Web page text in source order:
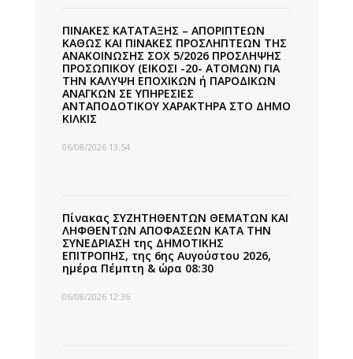
ΠΙΝΑΚΕΣ ΚΑΤΑΤΑΞΗΣ – ΑΠΟΡΙΠΤΕΩΝ
ΚΑΘΩΣ ΚΑΙ ΠΙΝΑΚΕΣ ΠΡΟΣΛΗΠΤΕΩΝ ΤΗΣ
ΑΝΑΚΟΙΝΩΣΗΣ ΣΟΧ 5/2026 ΠΡΟΣΛΗΨΗΣ
ΠΡΟΣΩΠΙΚΟΥ (ΕΙΚΟΣΙ -20- ΑΤΟΜΩΝ) ΓΙΑ
ΤΗΝ ΚΑΛΥΨΗ ΕΠΟΧΙΚΩΝ ή ΠΑΡΟΔΙΚΩΝ
ΑΝΑΓΚΩΝ ΣΕ ΥΠΗΡΕΣΙΕΣ
ΑΝΤΑΠΟΔΟΤΙΚΟΥ ΧΑΡΑΚΤΗΡΑ ΣΤΟ ΔΗΜΟ
ΚΙΛΚΙΣ
06/08/2026 13:54
Πίνακας ΣΥΖΗΤΗΘΕΝΤΩΝ ΘΕΜΑΤΩΝ ΚΑΙ
ΛΗΦΘΕΝΤΩΝ ΑΠΟΦΑΣΕΩΝ ΚΑΤΑ ΤΗΝ
ΣΥΝΕΔΡΙΑΣΗ της ΔΗΜΟΤΙΚΗΣ
ΕΠΙΤΡΟΠΗΣ, της 6ης Αυγούστου 2026,
ημέρα Πέμπτη & ώρα 08:30
06/08/2026 12:36